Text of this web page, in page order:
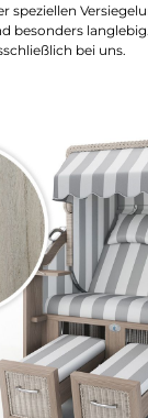
speziellen
besonders
bei uns.